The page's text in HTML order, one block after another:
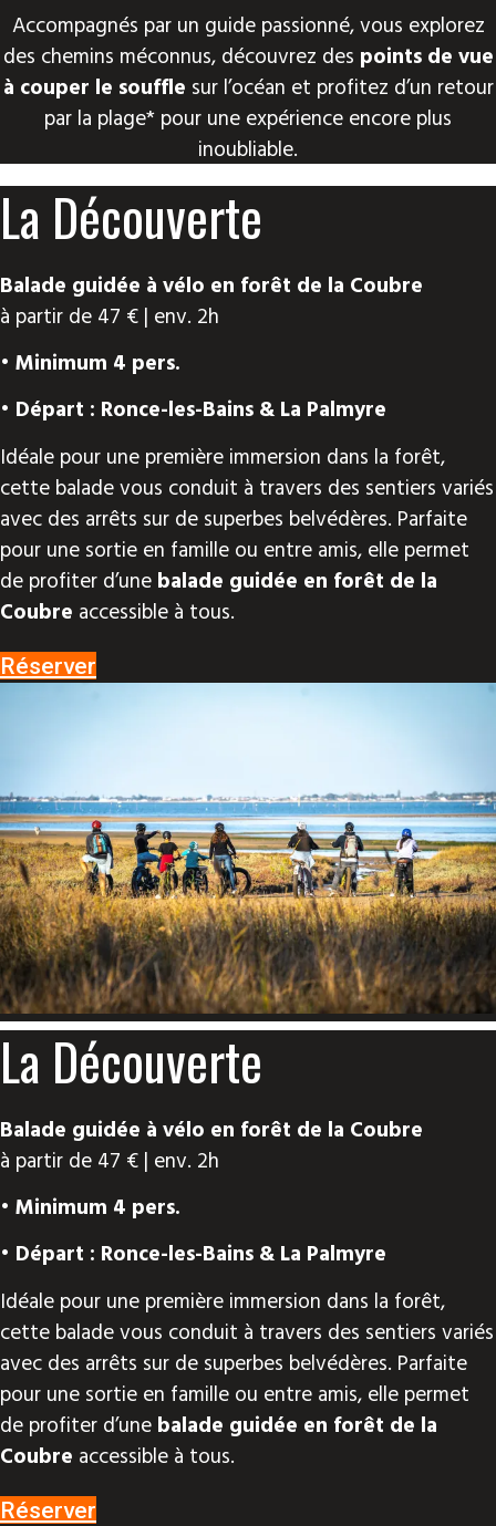
Accompagnés par un guide passionné, vous explorez
des chemins méconnus, découvrez des points de vue
à couper le souffle sur l’océan et profitez d’un retour
par la plage* pour une expérience encore plus
inoubliable.
La Découverte
Balade guidée à vélo en forêt de la Coubre
à partir de 47 € | env. 2h
• Minimum 4 pers.
• Départ : Ronce-les-Bains & La Palmyre
Idéale pour une première immersion dans la forêt,
cette balade vous conduit à travers des sentiers variés
avec des arrêts sur de superbes belvédères. Parfaite
pour une sortie en famille ou entre amis, elle permet
de profiter d’une balade guidée en forêt de la
Coubre accessible à tous.
Réserver
La Découverte
Balade guidée à vélo en forêt de la Coubre
à partir de 47 € | env. 2h
• Minimum 4 pers.
• Départ : Ronce-les-Bains & La Palmyre
Idéale pour une première immersion dans la forêt,
cette balade vous conduit à travers des sentiers variés
avec des arrêts sur de superbes belvédères. Parfaite
pour une sortie en famille ou entre amis, elle permet
de profiter d’une balade guidée en forêt de la
Coubre accessible à tous.
Réserver